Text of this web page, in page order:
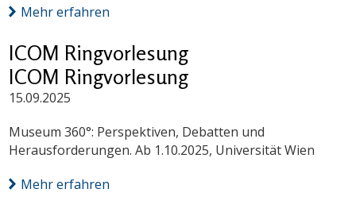
Mehr erfahren
ICOM Ringvorlesung
ICOM Ringvorlesung
15.09.2025
Museum 360°: Perspektiven, Debatten und
Herausforderungen. Ab 1.10.2025, Universität Wien
Mehr erfahren